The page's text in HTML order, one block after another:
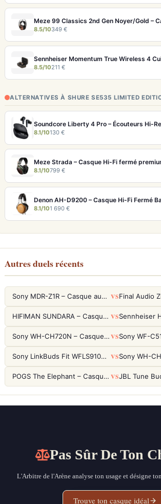
8.5/10349 €
8.5/10211 €
ALTERNATIVES À SHURE SE535 LIMITED
8.1/10130 €
8.1/10799 €
8.1/101 690 €
Autres duels récents
Sony MDR-Z1R – Casque audiophile fermé haute résolution VS
HIFIMAN SUNDARA – Casque Planar Magnetic Ouvert Over-Ear Audiophile VS
Sony WH-CH720N – Casque ANC 35h, Ultra-léger (192g) avec Processeur V1 VS
Sony LinkBuds Fit WFLS910NW Blanc – Écouteurs Sport Ailes ANC VS
POGS The Elephant – Casque Filaire Enfants 85dB POGS-Safe™ (Éco-Responsable) VS
Pas Sûr De Ton
L'Arbitre de l'Arène analyse ton usage et désigne
Trouve ton casque idéal